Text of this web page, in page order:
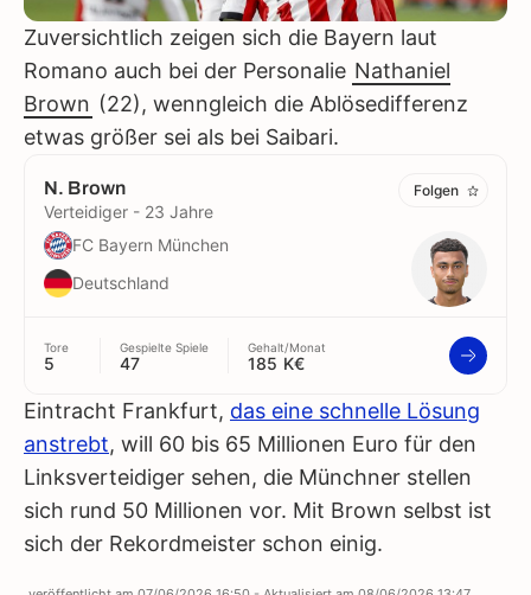
Zuversichtlich zeigen sich die Bayern laut
Romano auch bei der Personalie Nathaniel
Brown (22), wenngleich die Ablösedifferenz
etwas größer sei als bei Saibari.
N. Brown
Verteidiger - 23 Jahre
FC Bayern München
Deutschland
Tore
5
Gespielte Spiele
47
Gehalt/Monat
185 K€
Folgen
Eintracht Frankfurt, das eine schnelle Lösung
anstrebt, will 60 bis 65 Millionen Euro für den
Linksverteidiger sehen, die Münchner stellen
sich rund 50 Millionen vor. Mit Brown selbst ist
sich der Rekordmeister schon einig.